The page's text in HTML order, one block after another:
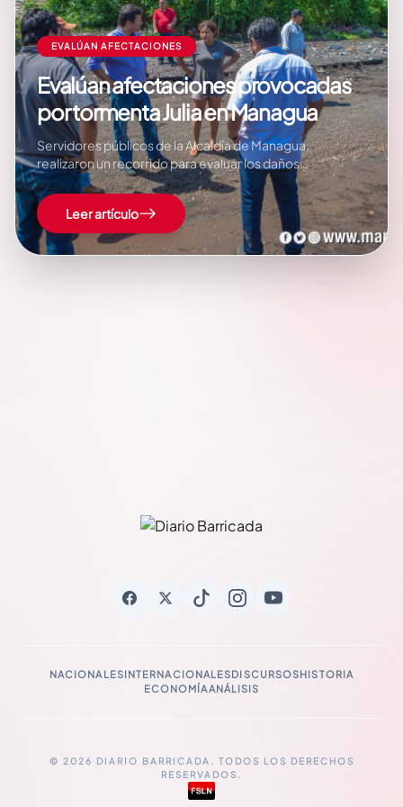
EVALÚAN AFECTACIONES
Evalúan afectaciones provocadas
por tormenta Julia en Managua
Servidores públicos de la Alcaldía de Managua,
realizaron un recorrido para evaluar los daños
ocasionados tras el paso de la tormenta tropical Julia en
Nicaragua. Fidel Moreno, Secretario General de la
Alcaldía de Managua, expresó que es instrucción del
comandante presidente Daniel Ortega y la compañera
Rosario Murillo,…
Leer artículo
NACIONALESINTERNACIONALESDISCURSOSHISTORIA
ECONOMÍAANÁLISIS
© 2026 DIARIO BARRICADA. TODOS LOS DERECHOS
RESERVADOS.